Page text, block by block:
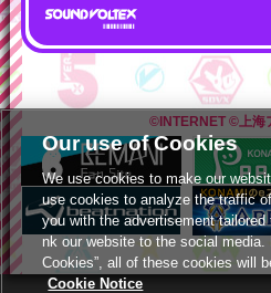
©INTERNET ©上海
Our use of Cookies
We use cookies to make our
use cookies to analyze the traffic
you with the advertisement
nk our website to the social media.
Cookies”, all of these cookies will
Cookie Notice